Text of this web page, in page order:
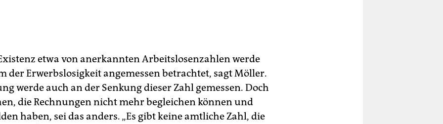
etwa von anerkannten Arbeitslosenzahlen werde
der Erwerbslosigkeit angemessen betrachtet, sagt Möller.
werde auch an der Senkung dieser Zahl gemessen. Doch
die Rechnungen nicht mehr begleichen können und
haben, sei das anders. „Es gibt keine amtliche Zahl, die